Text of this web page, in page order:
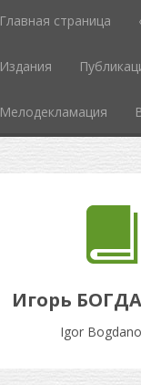
Главная страница
Издания
Мелодекламация
Игорь
Igor